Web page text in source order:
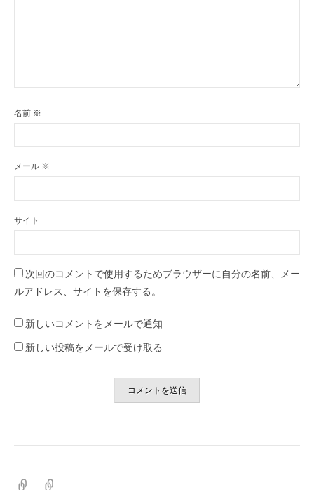
名前 ※
メール ※
サイト
次回のコメントで使用するためブラウザーに自分の名前、メー
ルアドレス、サイトを保存する。
新しいコメントをメールで通知
新しい投稿をメールで受け取る